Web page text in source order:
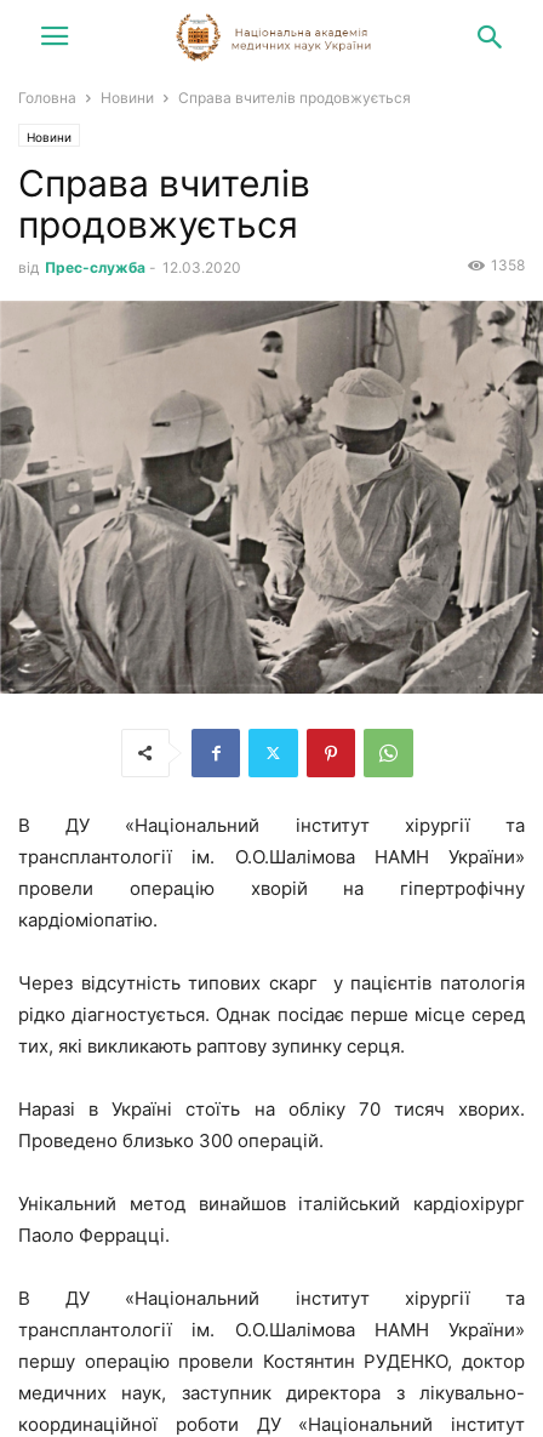
Головна Новини Справа вчителів продовжується
Новини
Справа вчителів
продовжується
від Прес-служба - 12.03.2020 1358
В ДУ «Національний інститут хірургії та
трансплантології ім. О.О.Шалімова НАМН України»
провели операцію хворій на гіпертрофічну
кардіоміопатію.
Через відсутність типових скарг у пацієнтів патологія
рідко діагностується. Однак посідає перше місце серед
тих, які викликають раптову зупинку серця.
Наразі в Україні стоїть на обліку 70 тисяч хворих.
Проведено близько 300 операцій.
Унікальний метод винайшов італійський кардіохірург
Паоло Феррацці.
В ДУ «Національний інститут хірургії та
трансплантології ім. О.О.Шалімова НАМН України»
першу операцію провели Костянтин РУДЕНКО, доктор
медичних наук, заступник директора з лікувально-
координаційної роботи ДУ «Національний інститут